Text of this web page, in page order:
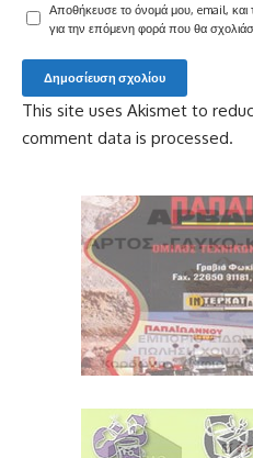
Αποθήκευσε το όνομά μου, email, και
για την επόμενη φορά που θα
This site uses Akismet to
comment data is processed.